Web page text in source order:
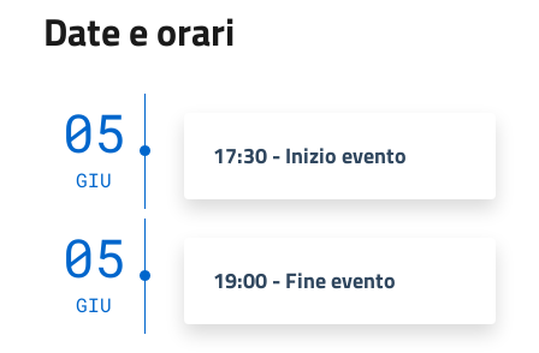
Date e orari
05
GIU
17:30 - Inizio evento
05
GIU
19:00 - Fine evento